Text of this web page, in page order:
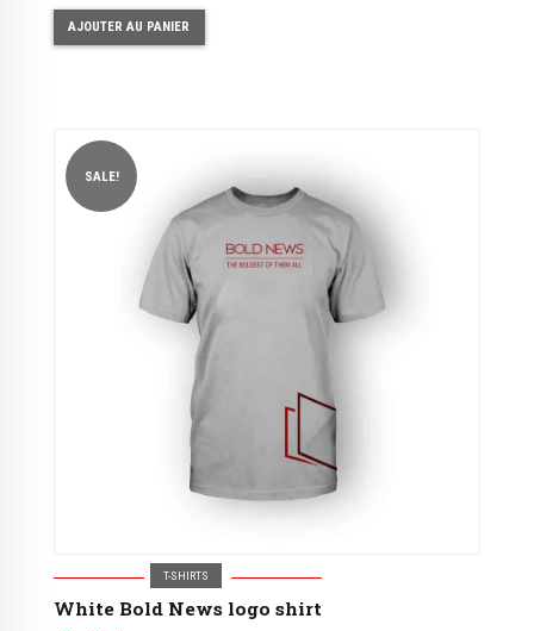
AJOUTER AU PANIER
SALE!
T-SHIRTS
White Bold News logo shirt